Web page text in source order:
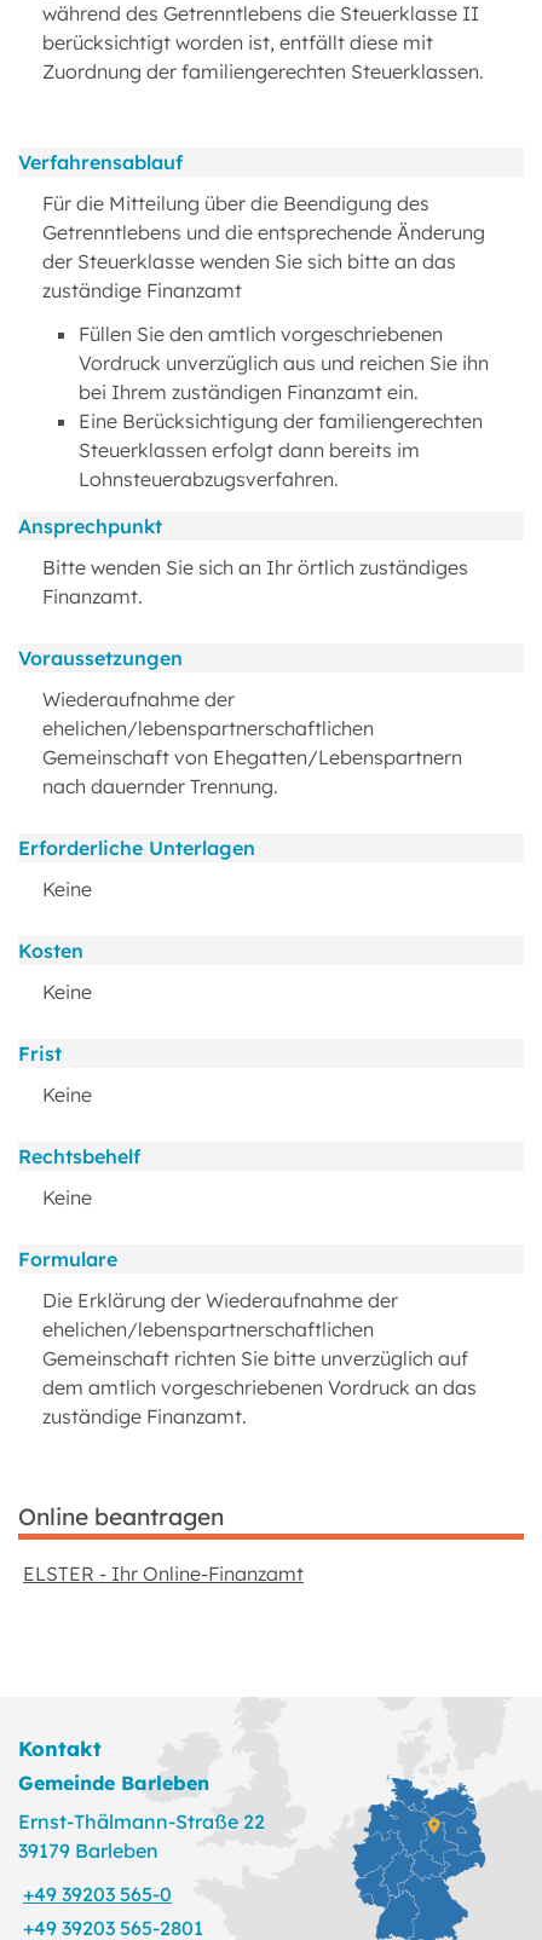
während des Getrenntlebens die Steuerklasse II
berücksichtigt worden ist, entfällt diese mit
Zuordnung der familiengerechten Steuerklassen.
Verfahrensablauf
Für die Mitteilung über die Beendigung des
Getrenntlebens und die entsprechende Änderung
der Steuerklasse wenden Sie sich bitte an das
zuständige Finanzamt
Füllen Sie den amtlich vorgeschriebenen
Vordruck unverzüglich aus und reichen Sie ihn
bei Ihrem zuständigen Finanzamt ein.
Eine Berücksichtigung der familiengerechten
Steuerklassen erfolgt dann bereits im
Lohnsteuerabzugsverfahren.
Ansprechpunkt
Bitte wenden Sie sich an Ihr örtlich zuständiges
Finanzamt.
Voraussetzungen
Wiederaufnahme der
ehelichen/lebenspartnerschaftlichen
Gemeinschaft von Ehegatten/Lebenspartnern
nach dauernder Trennung.
Erforderliche Unterlagen
Keine
Kosten
Keine
Frist
Keine
Rechtsbehelf
Keine
Formulare
Die Erklärung der Wiederaufnahme der
ehelichen/lebenspartnerschaftlichen
Gemeinschaft richten Sie bitte unverzüglich auf
dem amtlich vorgeschriebenen Vordruck an das
zuständige Finanzamt.
Online beantragen
ELSTER - Ihr Online-Finanzamt
Kontakt
Gemeinde Barleben
Ernst-Thälmann-Straße 22
39179 Barleben
+49 39203 565-0
+49 39203 565-2801